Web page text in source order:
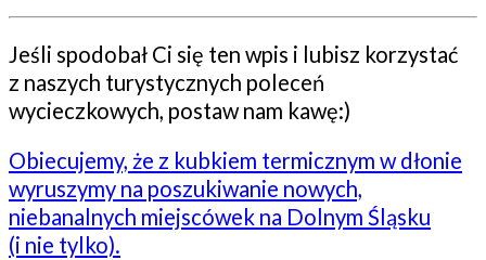
Jeśli spodobał Ci się ten wpis i lubisz korzystać
z naszych turystycznych poleceń
wycieczkowych, postaw nam kawę:)
Obiecujemy, że z kubkiem termicznym w dłonie
wyruszymy na poszukiwanie nowych,
niebanalnych miejscówek na Dolnym Śląsku
(i nie tylko).